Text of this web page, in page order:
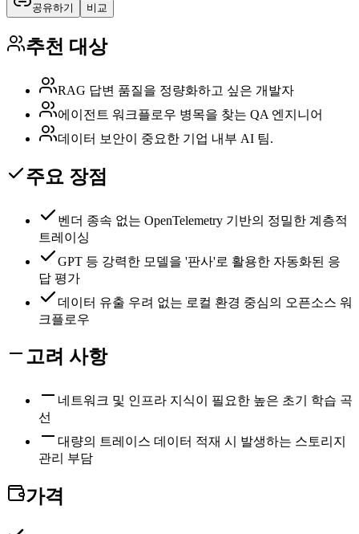
공유하기 비교
추천 대상
RAG 답변 품질을 정량화하고 싶은 개발자
에이전트 워크플로우 병목을 찾는 QA 엔지니어
데이터 보안이 중요한 기업 내부 AI 팀.
주요 장점
벤더 종속 없는 OpenTelemetry 기반의 정밀한 계층적
트레이싱
GPT 등 강력한 모델을 '판사'로 활용한 자동화된 응
답 평가
데이터 유출 우려 없는 로컬 환경 중심의 오픈소스 워
크플로우
고려 사항
네트워크 및 인프라 지식이 필요한 높은 초기 학습 곡
선
대량의 트레이스 데이터 적재 시 발생하는 스토리지
관리 부담
가격